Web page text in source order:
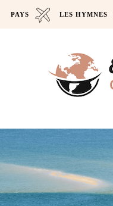
PAYS LES HYMNES